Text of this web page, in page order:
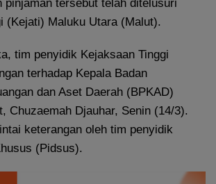
pinjaman tersebut telah ditelusuri
(Kejati) Maluku Utara (Malut).
tim penyidik Kejaksaan Tinggi
terhadap Kepala Badan
dan Aset Daerah (BPKAD)
Chuzaemah Djauhar, Senin (14/3).
keterangan oleh tim penyidik
(Pidsus).